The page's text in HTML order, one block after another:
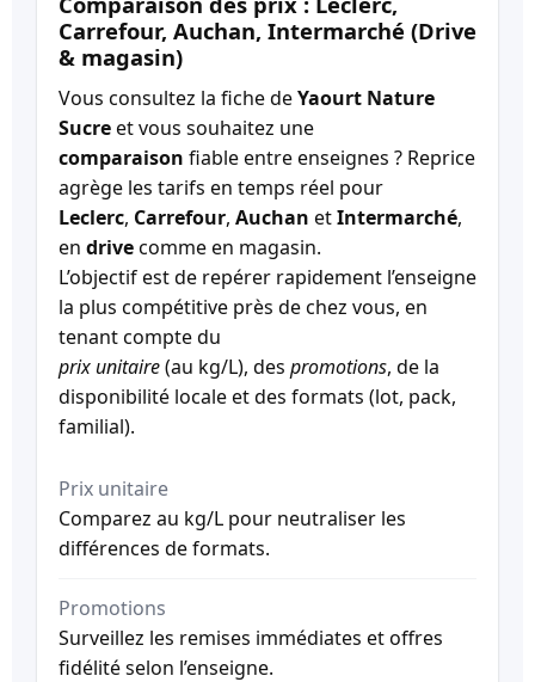
Carrefour, Auchan, Intermarché (Drive
& magasin)
Vous consultez la fiche deYaourt Nature
Sucreet vous souhaitez une
comparaison fiable entre enseignes ? Reprice
agrège les tarifs en temps réel pour
Leclerc, Carrefour, Auchan etIntermarché,
en drivecomme en magasin.
L’objectif est de repérer rapidement l’enseigne
la plus compétitive près de chez vous, en
tenant compte du
prix unitaire(au kg/L), des promotions, de la
disponibilité locale et des formats (lot, pack,
familial).
Prix unitaire
Comparez au kg/L pour neutraliser les
différences de formats.
Promotions
Surveillez les remises immédiates et offres
fidélité selon l’enseigne.